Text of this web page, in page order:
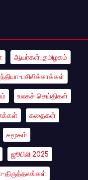
ஆயர்கள்_தமிழகம்
பசிலிக்காக்கள்
உலகச் செய்திகள்
கதைகள்
சமூகம்
ஜூபிலி 2025
திருத்தலங்கள்